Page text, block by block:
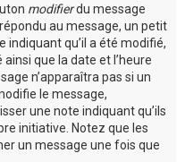
modifierdu message
au message, un petit
indiquant qu’il a été modifié,
que la date et l’heure
n’apparaîtra pas si un
le message,
une note indiquant qu’ils
initiative. Notez que les
un message une fois que